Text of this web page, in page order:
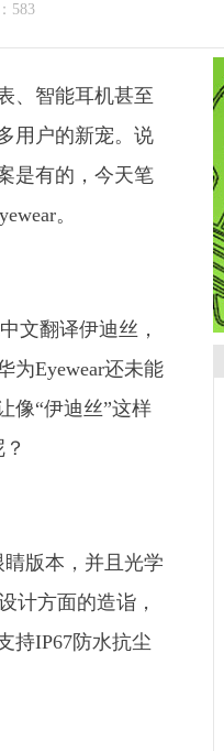
583
、智能耳机甚至
用户的新宠。说
是有的，今天笔
。
文翻译伊迪丝，
为Eyewear还未能
像“伊迪丝”这样
版本，并且光学
计方面的造诣，
持IP67防水抗尘